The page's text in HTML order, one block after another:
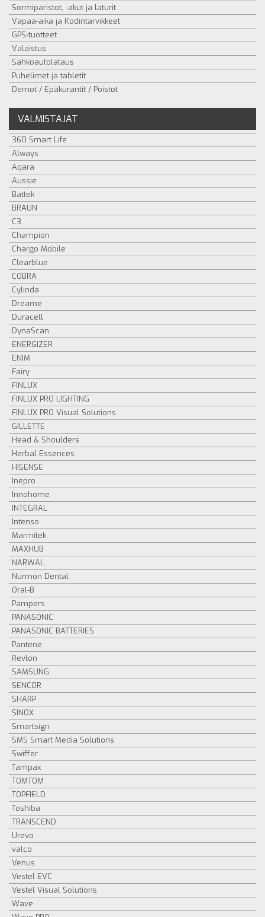
Sormiparistot, -akut ja laturit
Vapaa-aika ja Kodintarvikkeet
GPS-tuotteet
Valaistus
Sähköautolataus
Puhelimet ja tabletit
Demot / Epäkurantit / Poistot
VALMISTAJAT
360 Smart Life
Always
Aqara
Aussie
Battek
BRAUN
C3
Champion
Chargo Mobile
Clearblue
COBRA
Cylinda
Dreame
Duracell
DynaScan
ENERGIZER
ENIM
Fairy
FINLUX
FINLUX PRO LIGHTING
FINLUX PRO Visual Solutions
GILLETTE
Head & Shoulders
Herbal Essences
HISENSE
Inepro
Innohome
INTEGRAL
Intenso
Marmitek
MAXHUB
NARWAL
Nurmon Dental
Oral-B
Pampers
PANASONIC
PANASONIC BATTERIES
Pantene
Revlon
SAMSUNG
SENCOR
SHARP
SINOX
Smartsign
SMS Smart Media Solutions
Swiffer
Tampax
TOMTOM
TOPFIELD
Toshiba
TRANSCEND
Urevo
valco
Venus
Vestel EVC
Vestel Visual Solutions
Wave